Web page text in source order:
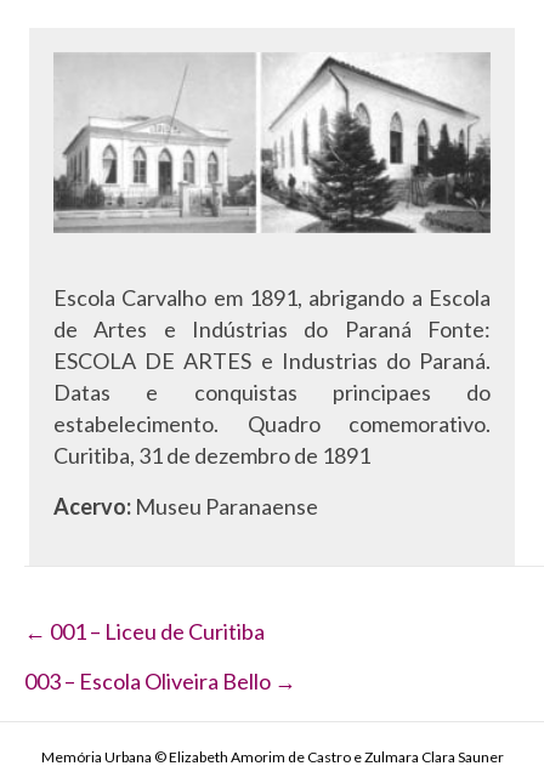
Escola Carvalho em 1891, abrigando a Escola
de Artes e Indústrias do Paraná Fonte:
ESCOLA DE ARTES e Industrias do Paraná.
Datas e conquistas principaes do
estabelecimento. Quadro comemorativo.
Curitiba, 31 de dezembro de 1891
Acervo: Museu Paranaense
Navegação
de
← 001 – Liceu de Curitiba
003 – Escola Oliveira Bello →
Memória Urbana © Elizabeth Amorim de Castro e Zulmara Clara Sauner